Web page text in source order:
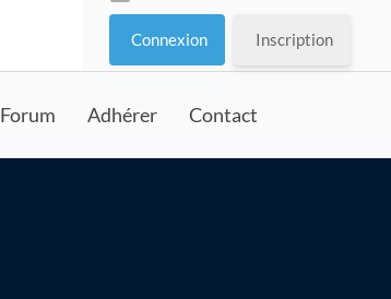
Inscription
Forum Adhérer Contact